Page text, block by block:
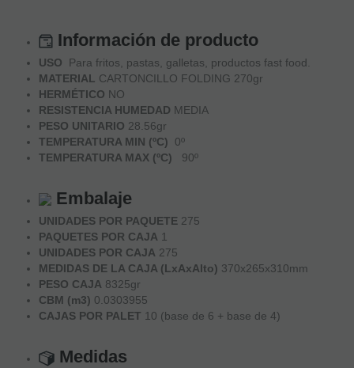
Información de producto
USO
Para fritos, pastas, galletas, productos fast food.
MATERIAL
CARTONCILLO FOLDING 270gr
HERMÉTICO NO
RESISTENCIA HUMEDAD MEDIA
PESO UNITARIO 28.56gr
TEMPERATURA MIN (ºC) 0º
TEMPERATURA MAX (ºC) 90º
Embalaje
UNIDADES POR PAQUETE 275
PAQUETES POR CAJA 1
UNIDADES POR CAJA 275
MEDIDAS DE LA CAJA (LxAxAlto) 370x265x310mm
PESO CAJA 8325gr
CBM (m3) 0.0303955
CAJAS POR PALET 10 (base de 6 + base de 4)
Medidas